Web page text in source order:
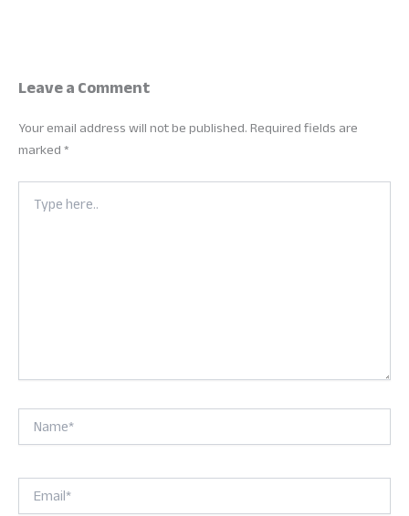
Leave a Comment
Your email address will not be published.Required fields are
marked*
Type
here..
Name*
Email*